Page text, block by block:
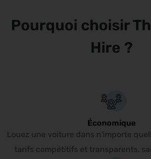
Pourquoi choisir
Hire ?
Économique
Louez une voiture dans n'importe
tarifs compétitifs et transparents,